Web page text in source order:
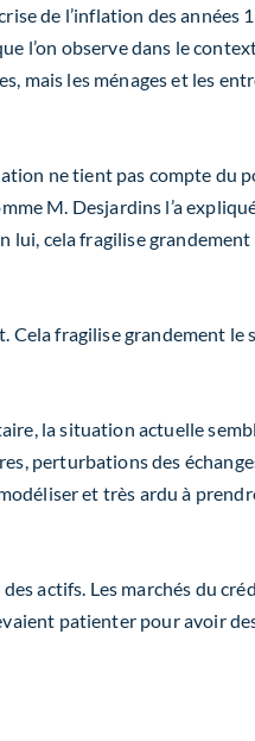
de l’inflation des années
l’on observe dans le
mais les ménages et les
ne tient pas compte du
M. Desjardins l’a
lui, cela fragilise grandement
Cela fragilise grandement le
la situation actuelle
perturbations des
et très ardu à
actifs. Les marchés du
patienter pour avoir